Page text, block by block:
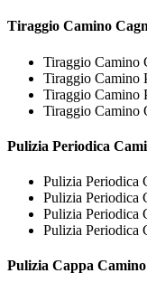
Tiraggio Camino
Tiraggio Camino
Tiraggio Camino
Tiraggio Camino
Tiraggio Camino
Pulizia Periodica
Pulizia Periodica
Pulizia Periodica
Pulizia Periodica
Pulizia Periodica
Pulizia Cappa Camino